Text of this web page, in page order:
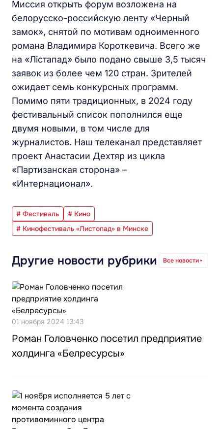
Миссия открыть форум возложена на
белорусско-российскую ленту «Черный
замок», снятой по мотивам одноименного
романа Владимира Короткевича. Всего же
на «Лістапад» было подано свыше 3,5 тысяч
заявок из более чем 120 стран. Зрителей
ожидает семь конкурсных программ.
Помимо пяти традиционных, в 2024 году
фестивальный список пополнился еще
двумя новыми, в том числе для
журналистов. Наш телеканал представляет
проект Анастасии Дехтяр из цикла
«Партизанская сторона» –
«Интернационал».
# Фестиваль
# Кино
# Кинофестиваль «Листопад» в Минске
Другие новости рубрики Все новости
01 ноября 2024 13:43
Роман Головченко посетил предприятие
холдинга «Белресурсы»